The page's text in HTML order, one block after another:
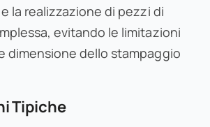
la realizzazione di pezzi di
evitando le limitazioni
dimensione dello stampaggio
Tipiche